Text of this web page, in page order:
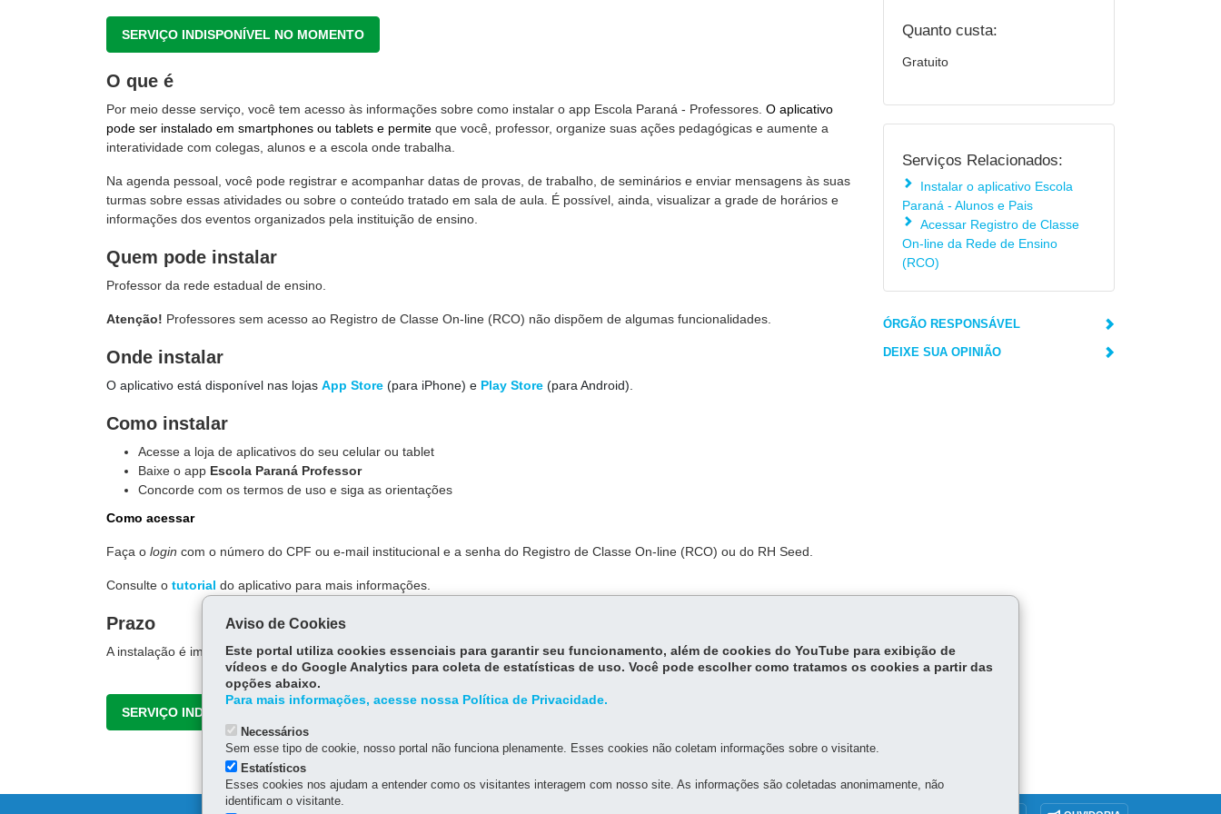
SERVIÇO INDISPONÍVEL NO MOMENTO
O que é
Por meio desse serviço, você tem acesso às informações sobre como instalar o app Escola Paraná - Professores. O aplicativo
pode ser instalado em smartphones ou tablets e permite que você, professor, organize suas ações pedagógicas e aumente a
interatividade com colegas, alunos e a escola onde trabalha.
Na agenda pessoal, você pode registrar e acompanhar datas de provas, de trabalho, de seminários e enviar mensagens às suas
turmas sobre essas atividades ou sobre o conteúdo tratado em sala de aula. É possível, ainda, visualizar a grade de horários e
informações dos eventos organizados pela instituição de ensino.
Quem pode instalar
Professor da rede estadual de ensino.
Atenção! Professores sem acesso ao Registro de Classe On-line (RCO) não dispõem de algumas funcionalidades.
Onde instalar
O aplicativo está disponível nas lojas App Store (para iPhone) e Play Store (para Android).
Como instalar
Acesse a loja de aplicativos do seu celular ou tablet
Baixe o app Escola Paraná Professor
Concorde com os termos de uso e siga as orientações
Como acessar
Faça o login com o número do CPF ou e-mail institucional e a senha do Registro de Classe On-line (RCO) ou do RH Seed.
Consulte o tutorial do aplicativo para mais informações.
Prazo
A instalação é imediata.
SERVIÇO INDISPONÍVEL NO MOMENTO
Quanto custa:
Gratuito
Serviços Relacionados:
Instalar o aplicativo Escola
Paraná - Alunos e Pais
Acessar Registro de Classe
On-line da Rede de Ensino
(RCO)
ÓRGÃO RESPONSÁVEL
DEIXE SUA OPINIÃO
Aviso de Cookies
Este portal utiliza cookies essenciais para garantir seu funcionamento, além de cookies do YouTube para exibição de
vídeos e do Google Analytics para coleta de estatísticas de uso. Você pode escolher como tratamos os cookies a partir das
opções abaixo.
Para mais informações, acesse nossa Política de Privacidade.
Necessários
Sem esse tipo de cookie, nosso portal não funciona plenamente. Esses cookies não coletam informações sobre o visitante.
Estatísticos
Esses cookies nos ajudam a entender como os visitantes interagem com nosso site. As informações são coletadas anonimamente, não
identificam o visitante.